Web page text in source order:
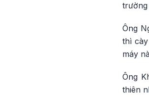
trường
Ông
thì
máy
Ông
thiên